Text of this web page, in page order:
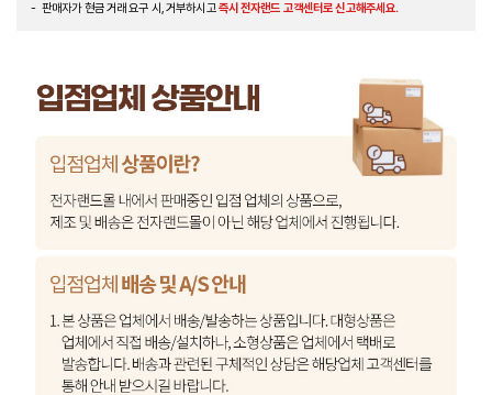
판매자가 현금 거래 요구 시, 거부하시고즉시 전자랜드 고객센터로 신고해주세요.